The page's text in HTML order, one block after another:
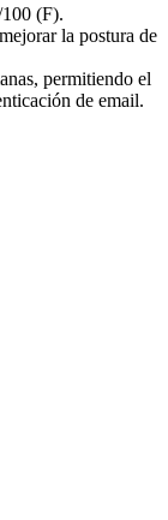
(F).
la postura de
permitiendo el
de email.